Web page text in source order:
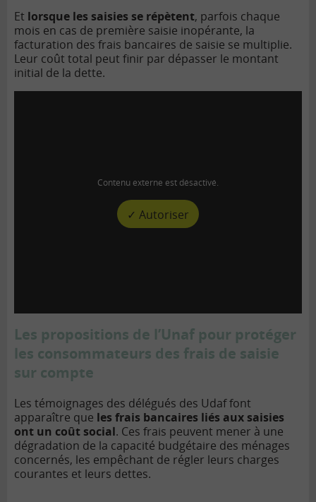
Et lorsque les saisies se répètent, parfois chaque
mois en cas de première saisie inopérante, la
facturation des frais bancaires de saisie se multiplie.
Leur coût total peut finir par dépasser le montant
initial de la dette.
Contenu externe est désactivé.
✓ Autoriser
Les propositions de l’Unaf pour protéger
les consommateurs des frais de saisie
sur compte
Les témoignages des délégués des Udaf font
apparaître que les frais bancaires liés aux saisies
ont un coût social. Ces frais peuvent mener à une
dégradation de la capacité budgétaire des ménages
concernés, les empêchant de régler leurs charges
courantes et leurs dettes.